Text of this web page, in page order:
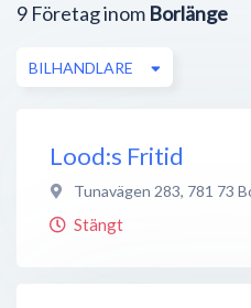
9 Företag inom Borlänge
BILHANDLARE
Lood:s Fritid
Tunavägen 283, 781 73
Stängt